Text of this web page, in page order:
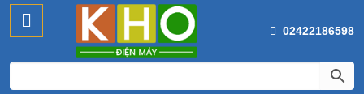
02422186598